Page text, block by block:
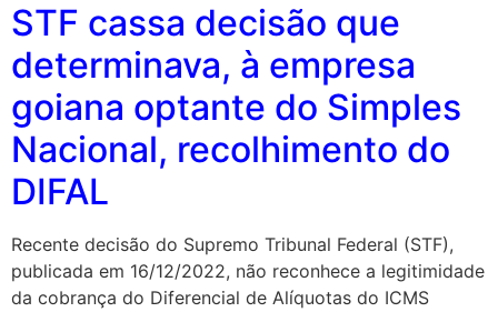
STF cassa decisão que
determinava, à empresa
goiana optante do Simples
Nacional, recolhimento do
DIFAL
Recente decisão do Supremo Tribunal Federal (STF),
publicada em 16/12/2022, não reconhece a legitimidade
da cobrança do Diferencial de Alíquotas do ICMS